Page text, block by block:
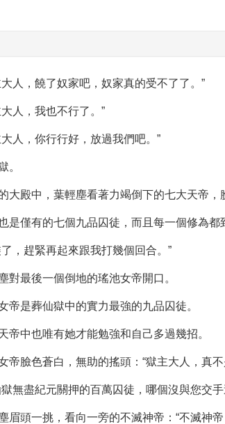
大人，饒了奴家吧，奴家真的受不了了。”
大人，我也不行了。”
大人，你行行好，放過我們吧。”
。
大殿中，葉輕塵看著力竭倒下的七大天帝，
是僅有的七個九品囚徒，而且每一個修為都
了，趕緊再起來跟我打幾個回合。”
對最後一個倒地的瑤池女帝開口。
帝是葬仙獄中的實力最強的九品囚徒。
帝中也唯有她才能勉強和自己多過幾招。
帝臉色蒼白，無助的搖頭：“獄主大人，真
獄無盡紀元關押的百萬囚徒，哪個沒與您交
眉頭一挑，看向一旁的不滅神帝：“不滅神